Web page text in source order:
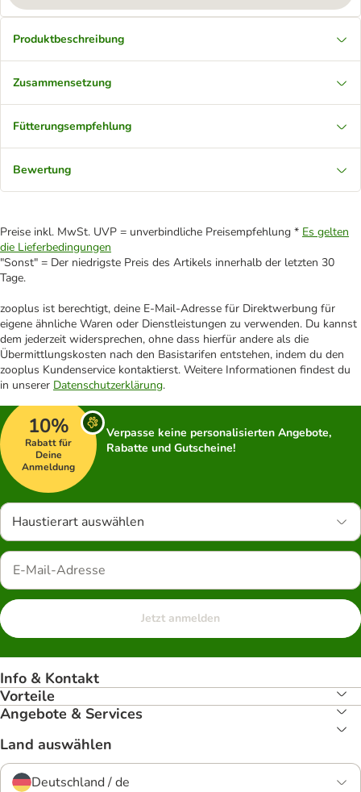
Produktbeschreibung
Zusammensetzung
Fütterungsempfehlung
Bewertung
Preise inkl. MwSt. UVP = unverbindliche Preisempfehlung * Es gelten
die Lieferbedingungen
"Sonst" = Der niedrigste Preis des Artikels innerhalb der letzten 30
Tage.
zooplus ist berechtigt, deine E-Mail-Adresse für Direktwerbung für
eigene ähnliche Waren oder Dienstleistungen zu verwenden. Du kannst
dem jederzeit widersprechen, ohne dass hierfür andere als die
Übermittlungskosten nach den Basistarifen entstehen, indem du den
zooplus Kundenservice kontaktierst. Weitere Informationen findest du
in unserer Datenschutzerklärung.
10%
Rabatt für
Deine
Anmeldung
Verpasse keine personalisierten Angebote,
Rabatte und Gutscheine!
Haustierart auswählen
Jetzt anmelden
Info & Kontakt
Vorteile
Angebote & Services
Land auswählen
Deutschland / de